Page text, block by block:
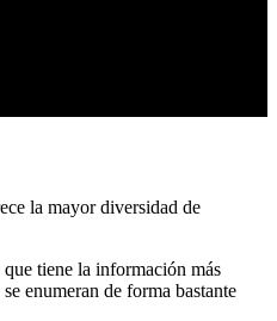
la mayor diversidad de
tiene la información más
enumeran de forma bastante